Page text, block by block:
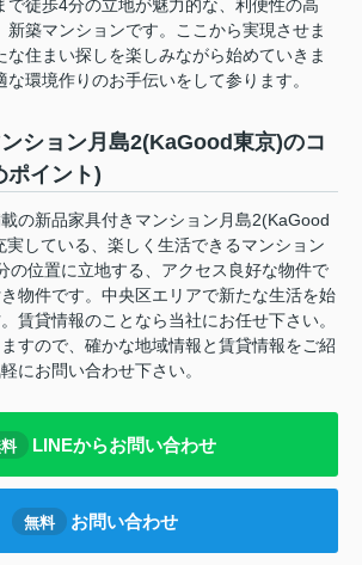
で徒歩4分の立地が魅力的な、利便性の高
新築マンションです。ここから実現させま
な住まい探しを楽しみながら始めていきま
な環境作りのお手伝いをして参ります。
ション月島2(KaGood東京)のコ
ポイント)
の新品家具付きマンション月島2(KaGood
している、楽しく生活できるマンション
の位置に立地する、アクセス良好な物件で
物件です。中央区エリアで新たな生活を始
賃貸情報のことなら当社にお任せ下さい。
すので、確かな地域情報と賃貸情報をご紹
にお問い合わせ下さい。
LINEからお問い合わせ
無料 お問い合わせ